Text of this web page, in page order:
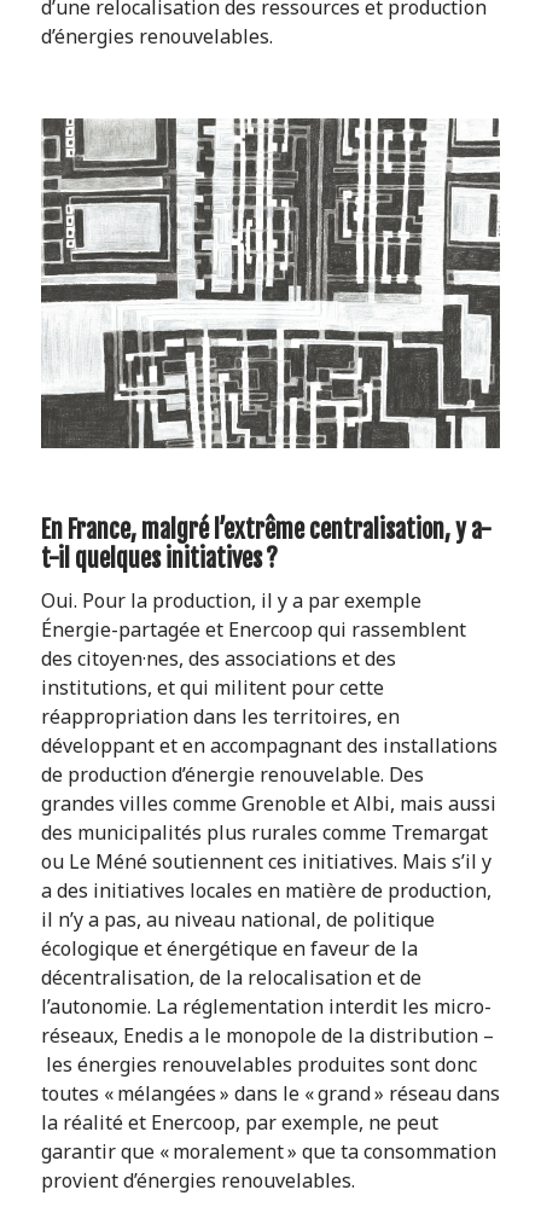
d’une relocalisation des ressources et production
d’énergies renouvelables.
En France, malgré l’extrême centralisation, y a-
t-il quelques initiatives ?
Oui. Pour la production, il y a par exemple
Énergie-partagée et Enercoop qui rassemblent
des citoyen·nes, des associations et des
institutions, et qui militent pour cette
réappropriation dans les territoires, en
développant et en accompagnant des installations
de production d’énergie renouvelable. Des
grandes villes comme Grenoble et Albi, mais aussi
des municipalités plus rurales comme Tremargat
ou Le Méné soutiennent ces initiatives. Mais s’il y
a des initiatives locales en matière de production,
il n’y a pas, au niveau national, de politique
écologique et énergétique en faveur de la
décentralisation, de la relocalisation et de
l’autonomie. La réglementation interdit les micro-
réseaux, Enedis a le monopole de la distribution –
les énergies renouvelables produites sont donc
toutes « mélangées » dans le « grand » réseau dans
la réalité et Enercoop, par exemple, ne peut
garantir que « moralement » que ta consommation
provient d’énergies renouvelables.